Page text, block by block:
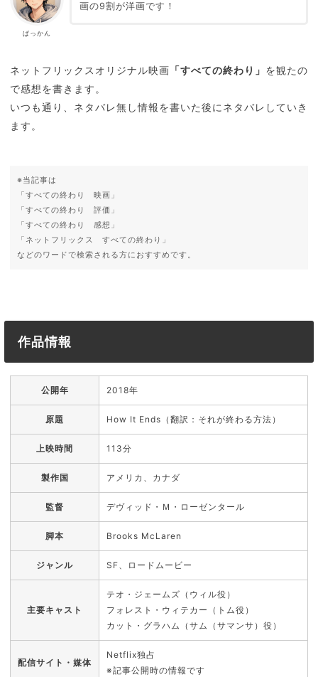
ぱっかん
画の9割が洋画です！
ネットフリックスオリジナル映画 「すべての終わり」 を観たの
で感想を書きます。
いつも通り、ネタバレ無し情報を書いた後にネタバレしていき
ます。
※当記事は
「すべての終わり 映画」
「すべての終わり 評価」
「すべての終わり 感想」
「ネットフリックス すべての終わり」
などのワードで検索される方におすすめです。
作品情報
公開年 2018年
原題 How It Ends（翻訳：それが終わる方法）
上映時間 113分
製作国 アメリカ、カナダ
監督 デヴィッド・Ｍ・ローゼンタール
脚本 Brooks McLaren
ジャンル SF、ロードムービー
主要キャスト
テオ・ジェームズ（ウィル役）
フォレスト・ウィテカー（トム役）
カット・グラハム（サム（サマンサ）役）
配信サイト・媒体
Netflix独占
※記事公開時の情報です